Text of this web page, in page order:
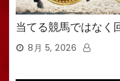
当てる競馬ではなく
8月 5, 2026